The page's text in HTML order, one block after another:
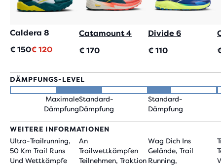
Caldera 8
Ursprünglicher
€ 150
Aktueller
€ 120
Catamount 4
€ 170
Divide 6
€ 110
DÄMPFUNGS-LEVEL
Maximale
Dämpfung
Standard-
Dämpfung
Standard-
Dämpfung
WEITERE INFORMATIONEN
Ultra-Trailrunning,
50 Km Trail Runs
Und Wettkämpfe
An
Trailwettkämpfen
Teilnehmen, Traktion
Wag Dich Ins
Gelände, Trail
Running,